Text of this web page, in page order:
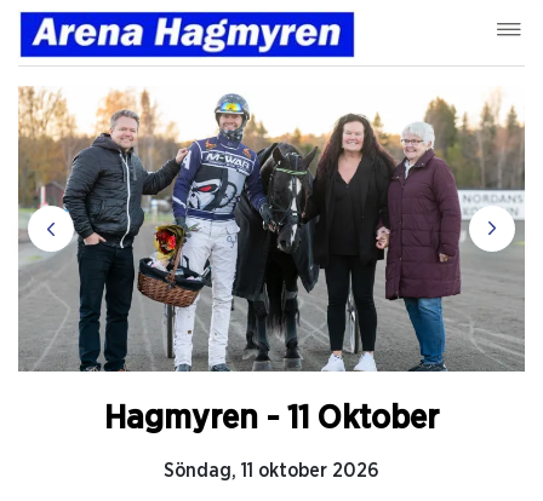
Hagmyren - 11 Oktober
Söndag, 11 oktober 2026